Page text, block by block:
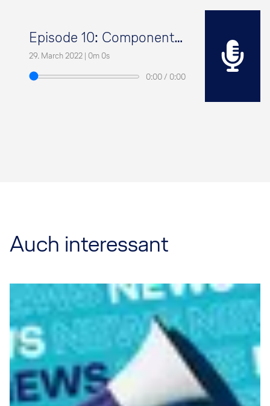
Episode 10: Component Services – every single part matters
29. March 2022 | 0m 0s
0:00/ 0:00
Auch interessant